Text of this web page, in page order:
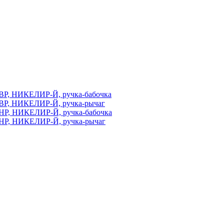
НИКЕЛИР-Й, ручка-бабочка
НИКЕЛИР-Й, ручка-рычаг
НИКЕЛИР-Й, ручка-бабочка
НИКЕЛИР-Й, ручка-рычаг